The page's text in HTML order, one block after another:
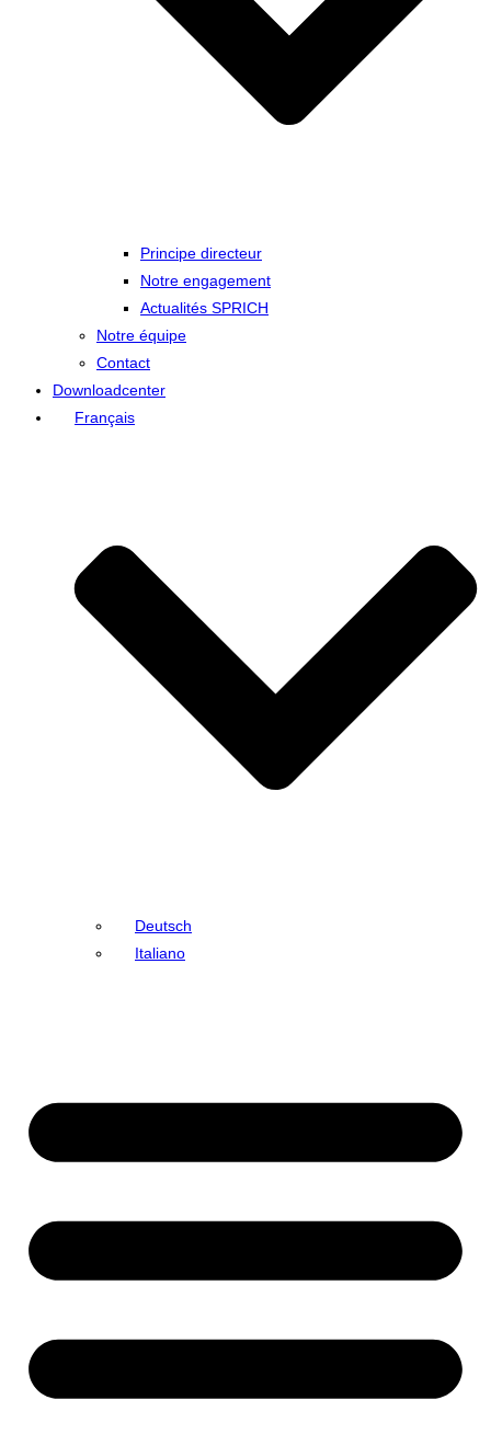
Principe directeur
Notre engagement
Actualités SPRICH
Notre équipe
Contact
Downloadcenter
Français
Deutsch
Italiano